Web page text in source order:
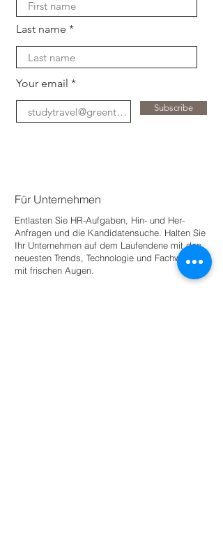
Last name
Your email
Subscribe
Für Unternehmen
Entlasten Sie HR-Aufgaben, Hin- und Her-
Anfragen und die Kandidatensuche. Halten Sie
Ihr Unternehmen auf dem Laufendene mit den
neuesten Trends, Technologie und Fachwissen
mit frischen Augen.